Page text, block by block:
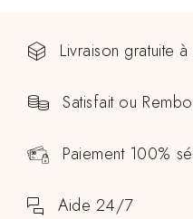
Livraison gratuite
Satisfait ou
Paiement 100%
Aide 24/7